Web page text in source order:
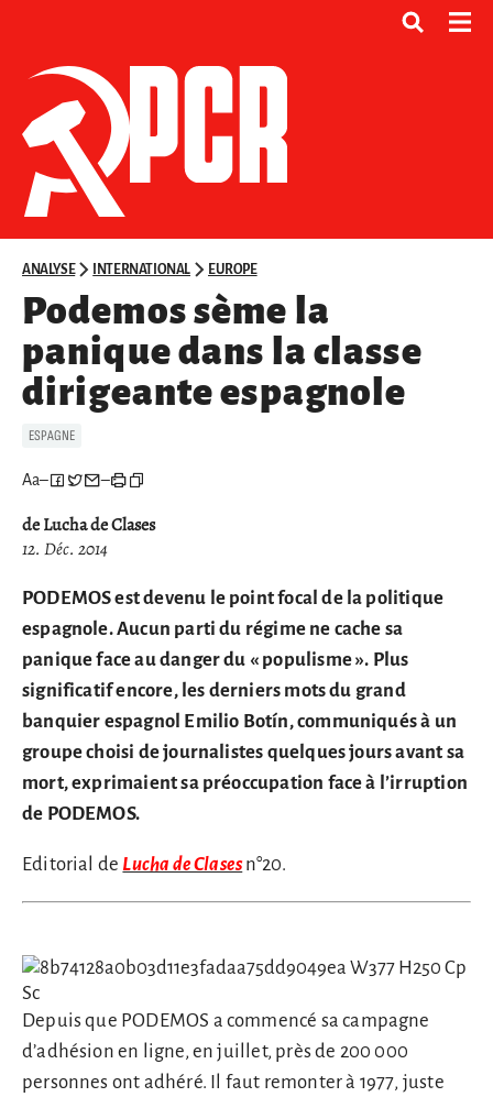
ANALYSE INTERNATIONAL EUROPE
Podemos sème la
panique dans la classe
dirigeante espagnole
ESPAGNE
Aa– –
de Lucha de Clases
12. Déc. 2014
PODEMOS est devenu le point focal de la politique
espagnole. Aucun parti du régime ne cache sa
panique face au danger du « populisme ». Plus
significatif encore, les derniers mots du grand
banquier espagnol Emilio Botín, communiqués à un
groupe choisi de journalistes quelques jours avant sa
mort, exprimaient sa préoccupation face à l’irruption
de PODEMOS.
Editorial de Lucha de Clasesn°20.
Depuis que PODEMOS a commencé sa campagne
d’adhésion en ligne, en juillet, près de 200 000
personnes ont adhéré. Il faut remonter à 1977, juste